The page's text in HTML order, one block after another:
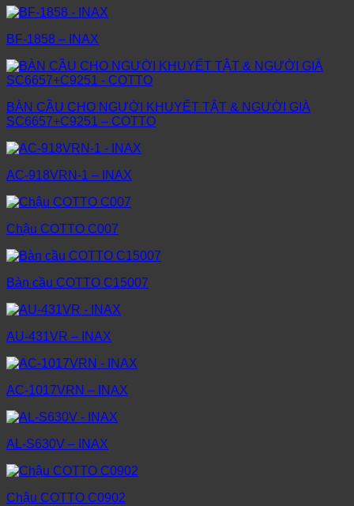
BF-1858 – INAX
BÀN CẦU CHO NGƯỜI KHUYẾT TẬT & NGƯỜI GIÀ
SC6657+C9251 – COTTO
AC-918VRN-1 – INAX
Chậu COTTO C007
Bàn cầu COTTO C15007
AU-431VR – INAX
AC-1017VRN – INAX
AL-S630V – INAX
Chậu COTTO C0902